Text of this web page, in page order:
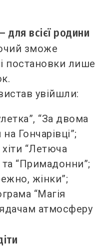
всієї родини
зможе
постановки лише
увійшли:
“За двома
Гончарівці”;
“Летюча
та “Примадонни”;
жінки”;
“Магія
атмосферу